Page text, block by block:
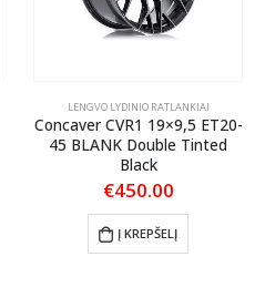
LENGVO LYDINIO RATLANKIAI
Concaver CVR1 19×9,5 ET20-
45 BLANK Double Tinted
Black
€450.00
Į KREPŠELĮ